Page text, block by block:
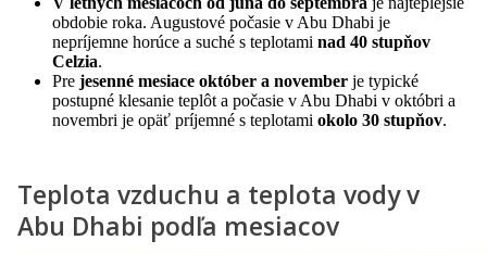
obdobie roka. Augustové počasie v Abu Dhabi je
nepríjemne horúce a suché s teplotami nad 40 stupňov
Celzia.
Pre jesenné mesiace október a november je typické
postupné klesanie teplôt a počasie v Abu Dhabi v októbri a
novembri je opäť príjemné s teplotami okolo 30 stupňov.
Teplota vzduchu a teplota vody v
Abu Dhabi podľa mesiacov